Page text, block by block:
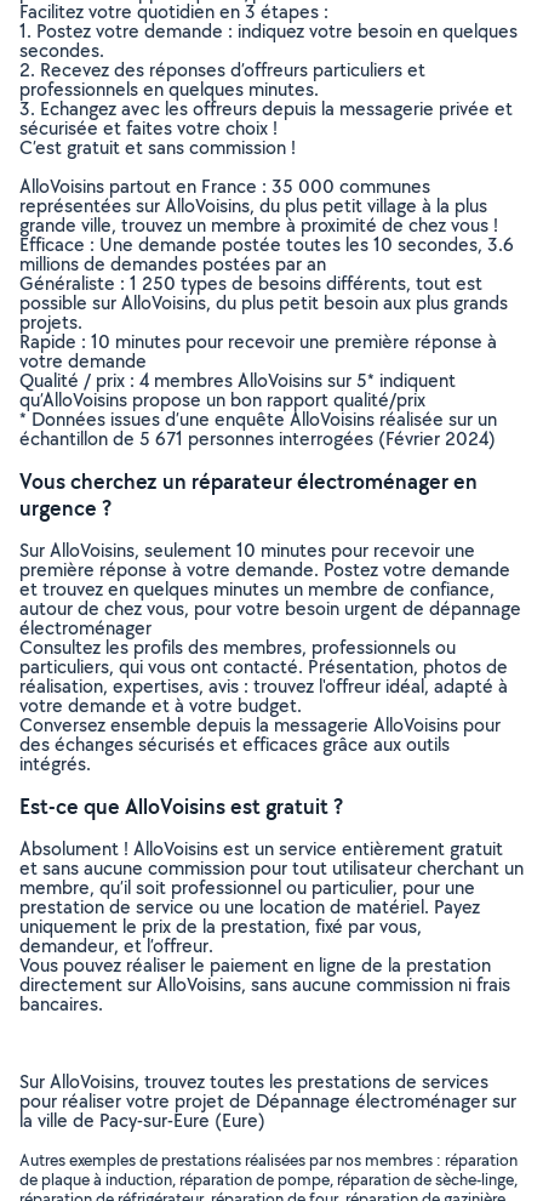
Facilitez votre quotidien en 3 étapes :
1. Postez votre demande : indiquez votre besoin en quelques
secondes.
2. Recevez des réponses d’offreurs particuliers et
professionnels en quelques minutes.
3. Echangez avec les offreurs depuis la messagerie privée et
sécurisée et faites votre choix !
C’est gratuit et sans commission !
AlloVoisins partout en France : 35 000 communes
représentées sur AlloVoisins, du plus petit village à la plus
grande ville, trouvez un membre à proximité de chez vous !
Efficace : Une demande postée toutes les 10 secondes, 3.6
millions de demandes postées par an
Généraliste : 1 250 types de besoins différents, tout est
possible sur AlloVoisins, du plus petit besoin aux plus grands
projets.
Rapide : 10 minutes pour recevoir une première réponse à
votre demande
Qualité / prix : 4 membres AlloVoisins sur 5* indiquent
qu’AlloVoisins propose un bon rapport qualité/prix
* Données issues d’une enquête AlloVoisins réalisée sur un
échantillon de 5 671 personnes interrogées (Février 2024)
Vous cherchez un réparateur électroménager en
urgence ?
Sur AlloVoisins, seulement 10 minutes pour recevoir une
première réponse à votre demande. Postez votre demande
et trouvez en quelques minutes un membre de confiance,
autour de chez vous, pour votre besoin urgent de dépannage
électroménager
Consultez les profils des membres, professionnels ou
particuliers, qui vous ont contacté. Présentation, photos de
réalisation, expertises, avis : trouvez l'offreur idéal, adapté à
votre demande et à votre budget.
Conversez ensemble depuis la messagerie AlloVoisins pour
des échanges sécurisés et efficaces grâce aux outils
intégrés.
Est-ce que AlloVoisins est gratuit ?
Absolument ! AlloVoisins est un service entièrement gratuit
et sans aucune commission pour tout utilisateur cherchant un
membre, qu’il soit professionnel ou particulier, pour une
prestation de service ou une location de matériel. Payez
uniquement le prix de la prestation, fixé par vous,
demandeur, et l’offreur.
Vous pouvez réaliser le paiement en ligne de la prestation
directement sur AlloVoisins, sans aucune commission ni frais
bancaires.
Sur AlloVoisins, trouvez toutes les prestations de services
pour réaliser votre projet de Dépannage électroménager sur
la ville de Pacy-sur-Eure (Eure)
Autres exemples de prestations réalisées par nos membres : réparation
de plaque à induction, réparation de pompe, réparation de sèche-linge,